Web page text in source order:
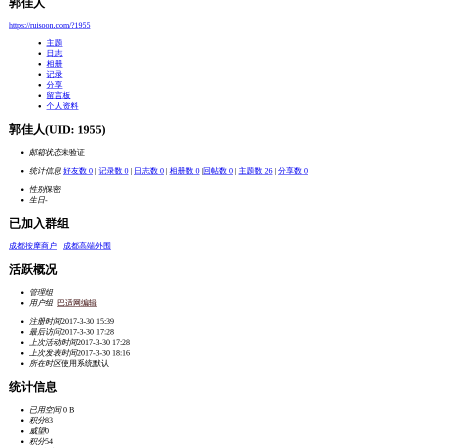
郭佳人
https://ruisoon.com/?1955
主题
日志
相册
记录
分享
留言板
个人资料
郭佳人(UID: 1955)
邮箱状态未验证
统计信息 好友数 0 | 记录数 0 | 日志数 0 | 相册数 0 |回帖数 0 | 主题数 26 | 分享数 0
性别保密
生日-
已加入群组
成都按摩商户 成都高端外围
活跃概况
管理组
用户组 巴适网编辑
注册时间2017-3-30 15:39
最后访问2017-3-30 17:28
上次活动时间2017-3-30 17:28
上次发表时间2017-3-30 18:16
所在时区使用系统默认
统计信息
已用空间0 B
积分83
威望0
积分54